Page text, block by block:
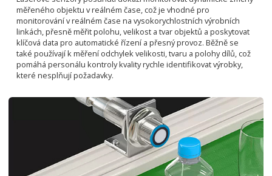
měřeného objektu v reálném čase, což je vhodné pro
monitorování v reálném čase na vysokorychlostních výrobních
linkách, přesně měřit polohu, velikost a tvar objektů a poskytovat
klíčová data pro automatické řízení a přesný provoz. Běžně se
také používají k měření odchylek velikosti, tvaru a polohy dílů, což
pomáhá personálu kontroly kvality rychle identifikovat výrobky,
které nesplňují požadavky.